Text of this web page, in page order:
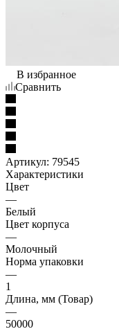
В избранное
Сравнить
Артикул: 79545
Характеристики
Цвет
—
Белый
Цвет корпуса
—
Молочный
Норма упаковки
—
1
Длина, мм (Товар)
—
50000